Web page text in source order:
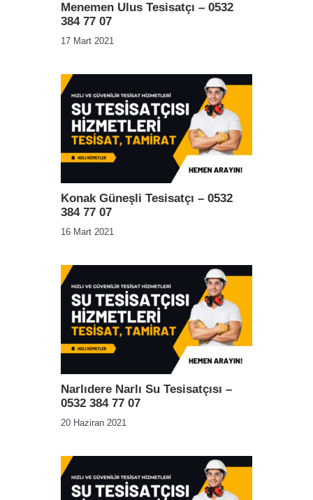
Menemen Ulus Tesisatçı – 0532
384 77 07
17 Mart 2021
Konak Güneşli Tesisatçı – 0532
384 77 07
16 Mart 2021
Narlıdere Narlı Su Tesisatçısı –
0532 384 77 07
20 Haziran 2021